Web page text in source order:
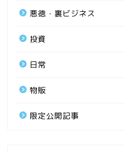
悪徳・裏ビジネス
投資
日常
物販
限定公開記事